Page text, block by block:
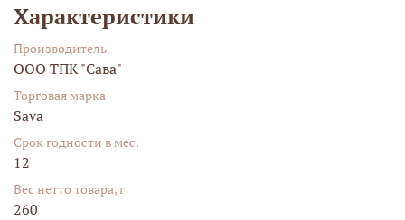
Характеристики
Производитель
ООО ТПК "Сава"
Торговая марка
Sava
Срок годности в мес.
12
Вес нетто товара, г
260